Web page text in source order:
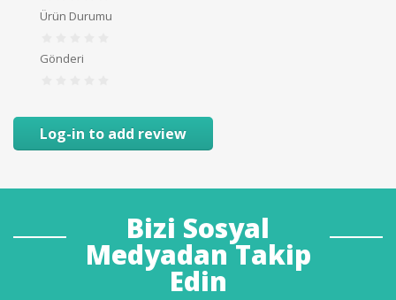
Ürün Durumu
Gönderi
Log-in to add review
Bizi Sosyal
Medyadan Takip
Edin